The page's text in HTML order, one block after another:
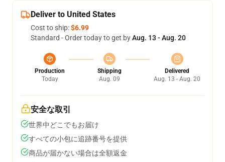
Deliver to United States
Cost to ship:$6.99
Standard - Order today to get byAug. 13 - Aug. 20
Production
Today
Shipping
Aug. 09
Delivered
Aug. 13 - Aug. 20
安全な取引
世界中どこでもお届け
すべての小包に追跡番号を提供
商品が届かない場合は全額返金